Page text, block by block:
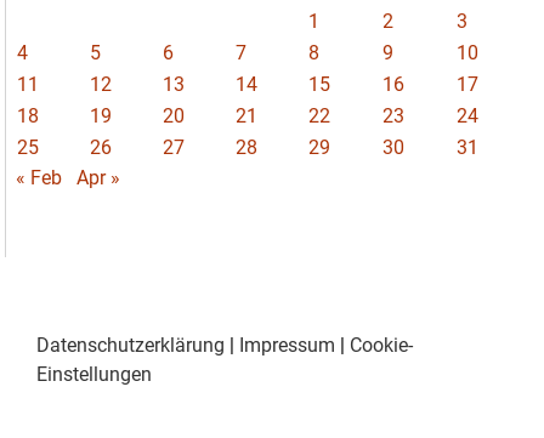
1 2
3
4
5 6 7 8 9
10
11
12 13 14 15 16
17
18
19 20 21 22 23
24
25
26 27 28 29 30
31
« Feb
Apr »
Datenschutzerklärung | Impressum | Cookie-
Einstellungen